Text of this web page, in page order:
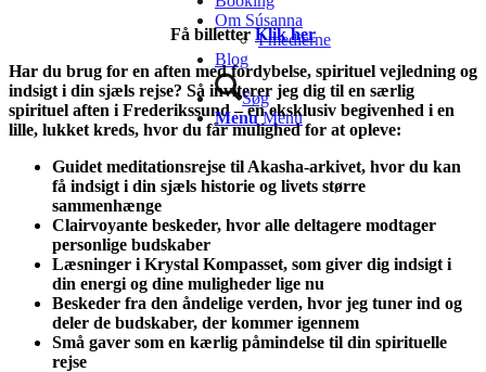
Om Súsanna
I medierne
Blog
Søg
Menu Menu
Få billetterKlik her
Har du brug for en aften med fordybelse, spirituel vejledning og
indsigt i din sjæls rejse? Så inviterer jeg dig til en særlig
spirituel aften i Frederikssund – en eksklusiv begivenhed i en
lille, lukket kreds, hvor du får mulighed for at opleve:
Guidet meditationsrejse til Akasha-arkivet, hvor du kan
få indsigt i din sjæls historie og livets større
sammenhænge
Clairvoyante beskeder, hvor alle deltagere modtager
personlige budskaber
Læsninger i Krystal Kompasset, som giver dig indsigt i
din energi og dine muligheder lige nu
Beskeder fra den åndelige verden, hvor jeg tuner ind og
deler de budskaber, der kommer igennem
Små gaver som en kærlig påmindelse til din spirituelle
rejse